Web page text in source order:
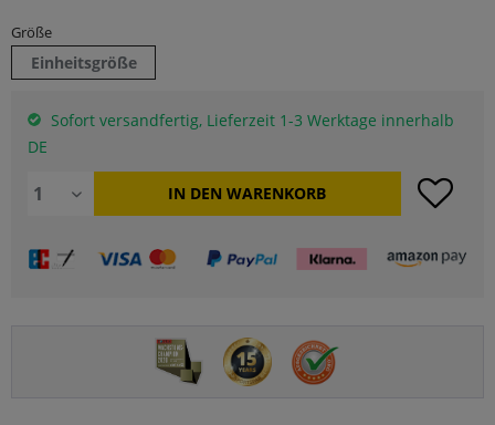
Größe
Einheitsgröße
Sofort versandfertig, Lieferzeit 1-3 Werktage innerhalb
DE
IN DEN WARENKORB